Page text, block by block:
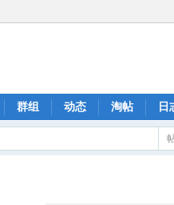
群组 动态 淘帖 日